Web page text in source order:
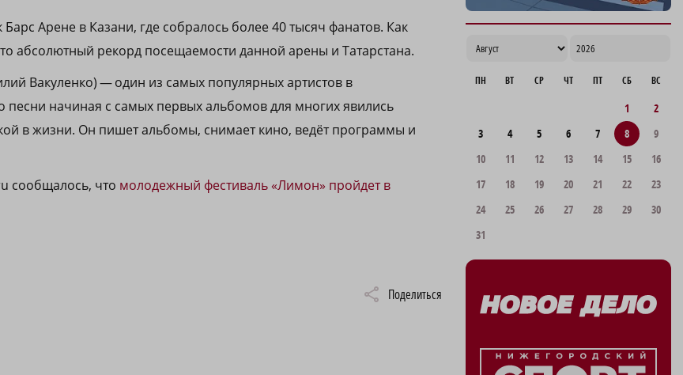
Барс Арене в Казани, где собралось более 40 тысяч фанатов. Как
абсолютный рекорд посещаемости данной арены и Татарстана.
Вакуленко) — один из самых популярных артистов в
песни начиная с самых первых альбомов для многих явились
в жизни. Он пишет альбомы, снимает кино, ведёт программы и
сообщалось, что молодежный фестиваль «Лимон» пройдет в
Поделиться
ПН ВТ СР ЧТ ПТ СБ ВС
1
2
3
4 5 6 7 8
9
10
11 12 13 14 15
16
17
18 19 20 21 22
23
24
25 26 27 28 29
30
31